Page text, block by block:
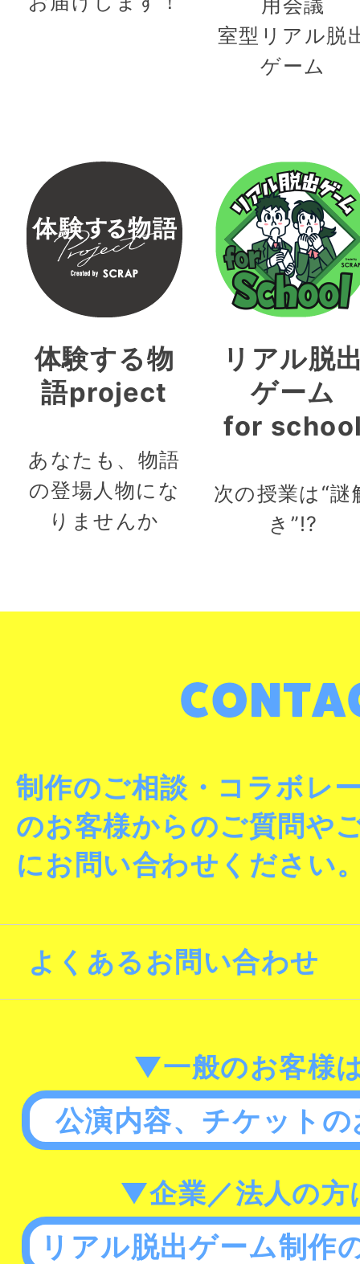
室型リアル脱
ゲーム
体験する物
語project
あなたも、物語
の登場人物にな
りませんか
リアル脱
ゲーム
for
次の授業は“謎
き”!?
制作のご相談・コラボレ
のお客様からのご質問や
にお問い合わせください
よくあるお問い合わせ
▼一般のお客様
公演内容、チケット
▼企業／法人の方
リアル脱出ゲーム制作